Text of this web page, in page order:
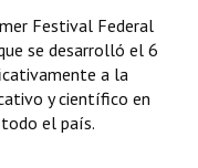
Festival Federal
se desarrolló el 6
a la
y científico en
el país.